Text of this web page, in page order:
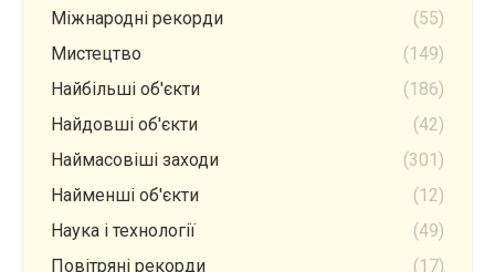
Міжнародні рекорди
(55)
Мистецтво
(149)
Найбільші об'єкти
(186)
Найдовші об'єкти
(42)
Наймасовіші заходи
(301)
Найменші об'єкти
(12)
Наука і технології
(49)
Повітряні рекорди
(17)